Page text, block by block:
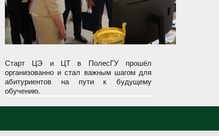
Старт ЦЭ и ЦТ в ПолесГУ прошёл
организованно и стал важным шагом для
абитуриентов на пути к будущему
обучению.